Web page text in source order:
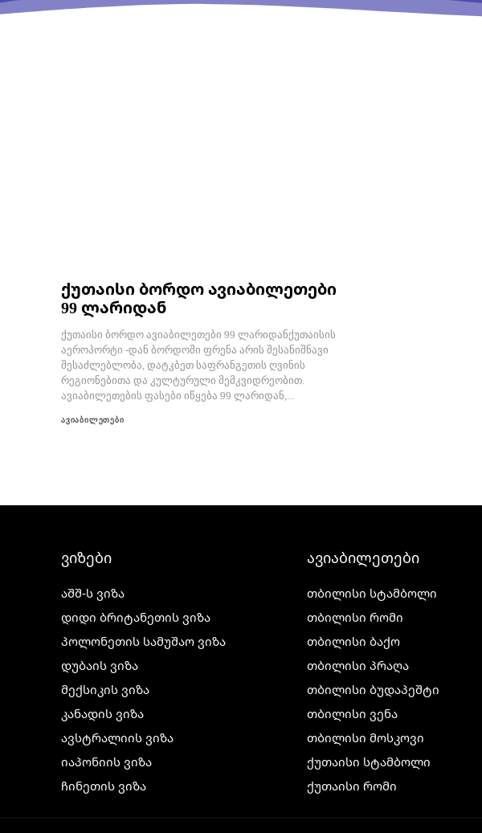
ქუთაისი ბორდო ავიაბილეთები
99 ლარიდან
ქუთაისი ბორდო ავიაბილეთები 99 ლარიდანქუთაისის
აეროპორტი -დან ბორდოში ფრენა არის შესანიშნავი
შესაძლებლობა, დატკბეთ საფრანგეთის ღვინის
რეგიონებითა და კულტურული მემკვიდრეობით.
ავიაბილეთების ფასები იწყება 99 ლარიდან,...
ავიაბილეთები
ვიზები
აშშ-ს ვიზა
დიდი ბრიტანეთის ვიზა
პოლონეთის სამუშაო ვიზა
დუბაის ვიზა
მექსიკის ვიზა
კანადის ვიზა
ავსტრალიის ვიზა
იაპონიის ვიზა
ჩინეთის ვიზა
ავიაბილეთები
თბილისი სტამბოლი
თბილისი რომი
თბილისი ბაქო
თბილისი პრაღა
თბილისი ბუდაპეშტი
თბილისი ვენა
თბილისი მოსკოვი
ქუთაისი სტამბოლი
ქუთაისი რომი